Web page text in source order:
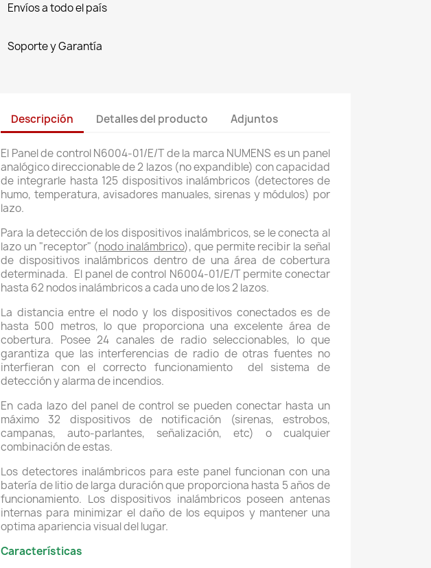
Envíos a todo el país
Soporte y Garantía
Descripción Detalles del producto Adjuntos
El Panel de control N6004-01/E/T de la marca NUMENS es un panel
analógico direccionable de 2 lazos (no expandible) con capacidad
de integrarle hasta 125 dispositivos inalámbricos (detectores de
humo, temperatura, avisadores manuales, sirenas y módulos) por
lazo.
Para la detección de los dispositivos inalámbricos, se le conecta al
lazo un "receptor" (nodo inalámbrico), que permite recibir la señal
de dispositivos inalámbricos dentro de una área de cobertura
determinada. El panel de control N6004-01/E/T permite conectar
hasta 62 nodos inalámbricos a cada uno de los 2 lazos.
La distancia entre el nodo y los dispositivos conectados es de
hasta 500 metros, lo que proporciona una excelente área de
cobertura. Posee 24 canales de radio seleccionables, lo que
garantiza que las interferencias de radio de otras fuentes no
interfieran con el correcto funcionamiento del sistema de
detección y alarma de incendios.
En cada lazo del panel de control se pueden conectar hasta un
máximo 32 dispositivos de notificación (sirenas, estrobos,
campanas, auto-parlantes, señalización, etc) o cualquier
combinación de estas.
Los detectores inalámbricos para este panel funcionan con una
batería de litio de larga duración que proporciona hasta 5 años de
funcionamiento. Los dispositivos inalámbricos poseen antenas
internas para minimizar el daño de los equipos y mantener una
optima apariencia visual del lugar.
Características